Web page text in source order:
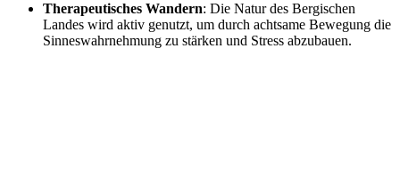
Therapeutisches Wandern: Die Natur des Bergischen
Landes wird aktiv genutzt, um durch achtsame Bewegung die
Sinneswahrnehmung zu stärken und Stress abzubauen.